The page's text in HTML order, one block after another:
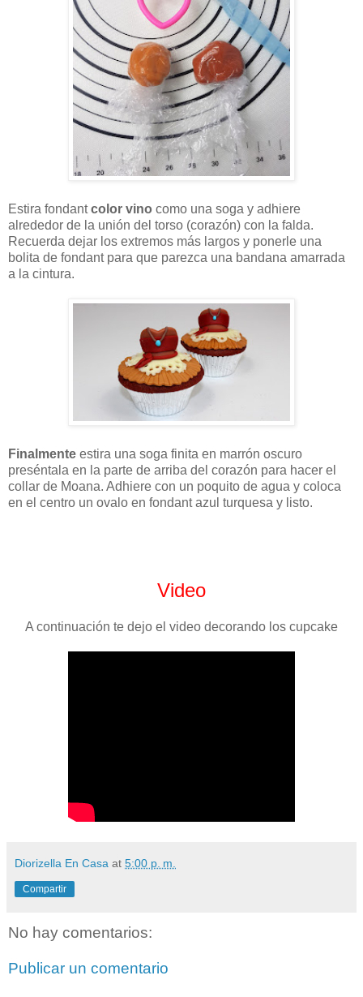
Estira fondantcolor vino como una soga y adhiere
alrededor de la unión del torso (corazón) con la falda.
Recuerda dejar los extremos más largos y ponerle una
bolita de fondant para que parezca una bandana amarrada
a la cintura.
Finalmente estira una soga finita en marrón oscuro
preséntala en la parte de arriba del corazón para hacer el
collar de Moana. Adhiere con un poquito de agua y coloca
en el centro un ovalo en fondant azul turquesa y listo.
Video
A continuación te dejo el video decorando los cupcake
Diorizella En Casa at 5:00 p. m.
Compartir
No hay comentarios:
Publicar un comentario